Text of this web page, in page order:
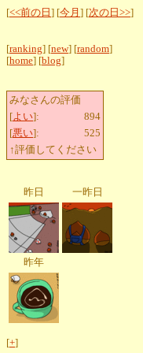
[<<前の日 ] [今月 ] [次の日>>]
[ranking] [new] [random]
[home] [blog]
みなさんの評価
[よい]:
894
[悪い]:
525
↑評価してください
昨日 一昨日
昨年
[+]